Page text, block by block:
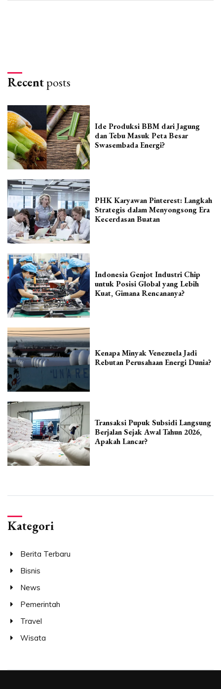
Recentposts
Ide Produksi BBM dari Jagung
dan Tebu Masuk Peta Besar
Swasembada Energi?
PHK Karyawan Pinterest: Langkah
Strategis dalam Menyongsong Era
Kecerdasan Buatan
Indonesia Genjot Industri Chip
untuk Posisi Global yang Lebih
Kuat, Gimana Rencananya?
Kenapa Minyak Venezuela Jadi
Rebutan Perusahaan Energi Dunia?
Transaksi Pupuk Subsidi Langsung
Berjalan Sejak Awal Tahun 2026,
Apakah Lancar?
Kategori
Berita Terbaru
Bisnis
News
Pemerintah
Travel
Wisata